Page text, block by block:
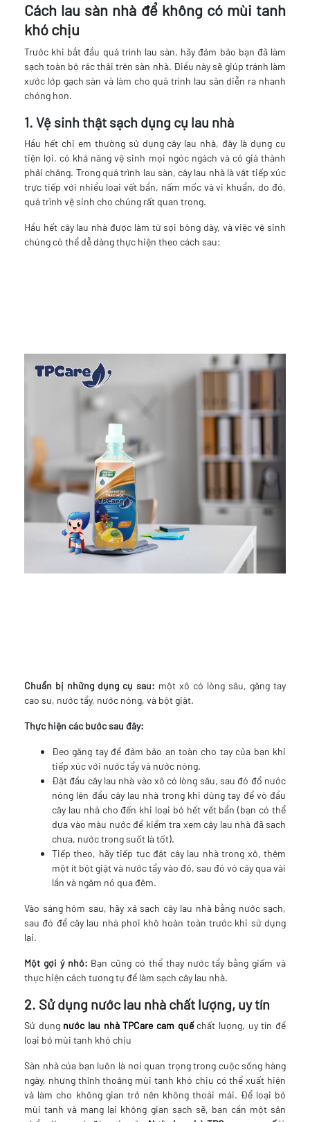
Cách lau sàn nhà để không có mùi tanh
khó chịu
Trước khi bắt đầu quá trình lau sàn, hãy đảm bảo bạn đã làm
sạch toàn bộ rác thải trên sàn nhà. Điều này sẽ giúp tránh làm
xước lớp gạch sàn và làm cho quá trình lau sàn diễn ra nhanh
chóng hơn.
1. Vệ sinh thật sạch dụng cụ lau nhà
Hầu hết chị em thường sử dụng cây lau nhà, đây là dụng cụ
tiện lợi, có khả năng vệ sinh mọi ngóc ngách và có giá thành
phải chăng. Trong quá trình lau sàn, cây lau nhà là vật tiếp xúc
trực tiếp với nhiều loại vết bẩn, nấm mốc và vi khuẩn, do đó,
quá trình vệ sinh cho chúng rất quan trọng.
Hầu hết cây lau nhà được làm từ sợi bông dày, và việc vệ sinh
chúng có thể dễ dàng thực hiện theo cách sau:
Chuẩn bị những dụng cụ sau: một xô có lòng sâu, găng tay
cao su, nước tẩy, nước nóng, và bột giặt.
Thực hiện các bước sau đây:
Đeo găng tay để đảm bảo an toàn cho tay của bạn khi
tiếp xúc với nước tẩy và nước nóng.
Đặt đầu cây lau nhà vào xô có lòng sâu, sau đó đổ nước
nóng lên đầu cây lau nhà trong khi dùng tay để vò đầu
cây lau nhà cho đến khi loại bỏ hết vết bẩn (bạn có thể
dựa vào màu nước để kiểm tra xem cây lau nhà đã sạch
chưa, nước trong suốt là tốt).
Tiếp theo, hãy tiếp tục đặt cây lau nhà trong xô, thêm
một ít bột giặt và nước tẩy vào đó, sau đó vò cây qua vài
lần và ngâm nó qua đêm.
Vào sáng hôm sau, hãy xả sạch cây lau nhà bằng nước sạch,
sau đó để cây lau nhà phơi khô hoàn toàn trước khi sử dụng
lại.
Một gợi ý nhỏ: Bạn cũng có thể thay nước tẩy bằng giấm và
thực hiện cách tương tự để làm sạch cây lau nhà.
2. Sử dụng nước lau nhà chất lượng, uy tín
Sử dụng nước lau nhà TPCare cam quếchất lượng, uy tín để
loại bỏ mùi tanh khó chịu
Sàn nhà của bạn luôn là nơi quan trọng trong cuộc sống hàng
ngày, nhưng thỉnh thoảng mùi tanh khó chịu có thể xuất hiện
và làm cho không gian trở nên không thoải mái. Để loại bỏ
mùi tanh và mang lại không gian sạch sẽ, bạn cần một sản